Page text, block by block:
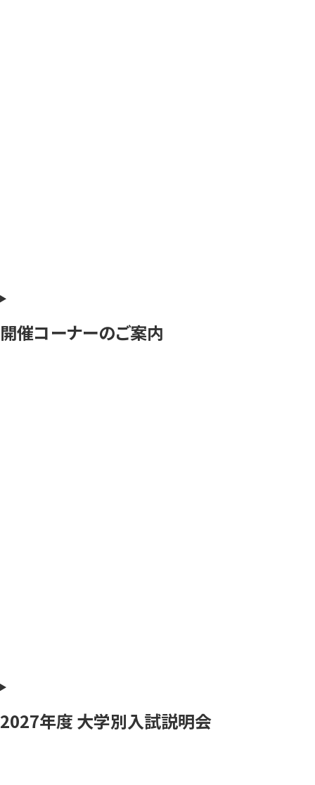
開催コーナーのご案内
2027年度 大学別入試説明会